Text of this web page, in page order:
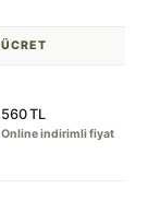
ÜCRET
560 TL
Online indirimli fiyat